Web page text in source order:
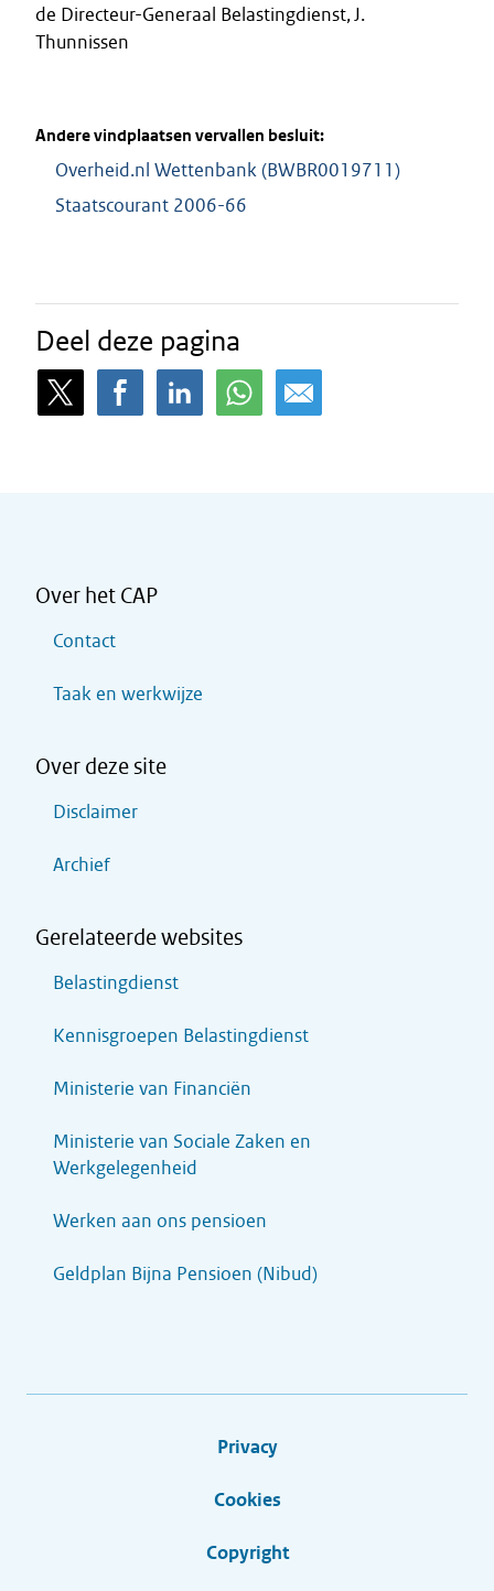
de Directeur-Generaal Belastingdienst, J.
Thunnissen
Andere vindplaatsen vervallen besluit:
Overheid.nl Wettenbank (BWBR0019711)
Staatscourant 2006-66
Deel deze pagina
Over het CAP
Contact
Taak en werkwijze
Over deze site
Disclaimer
Archief
Gerelateerde websites
Belastingdienst
Kennisgroepen Belastingdienst
Ministerie van Financiën
Ministerie van Sociale Zaken en
Werkgelegenheid
Werken aan ons pensioen
Geldplan Bijna Pensioen (Nibud)
Privacy
Cookies
Copyright